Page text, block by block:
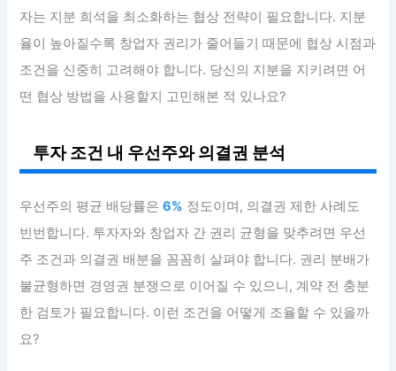
자는 지분 희석을 최소화하는 협상 전략이 필요합니다. 지분
율이 높아질수록 창업자 권리가 줄어들기 때문에 협상 시점과
조건을 신중히 고려해야 합니다. 당신의 지분을 지키려면 어
떤 협상 방법을 사용할지 고민해본 적 있나요?
투자 조건 내 우선주와 의결권 분석
우선주의 평균 배당률은6% 정도이며, 의결권 제한 사례도
빈번합니다. 투자자와 창업자 간 권리 균형을 맞추려면 우선
주 조건과 의결권 배분을 꼼꼼히 살펴야 합니다. 권리 분배가
불균형하면 경영권 분쟁으로 이어질 수 있으니, 계약 전 충분
한 검토가 필요합니다. 이런 조건을 어떻게 조율할 수 있을까
요?